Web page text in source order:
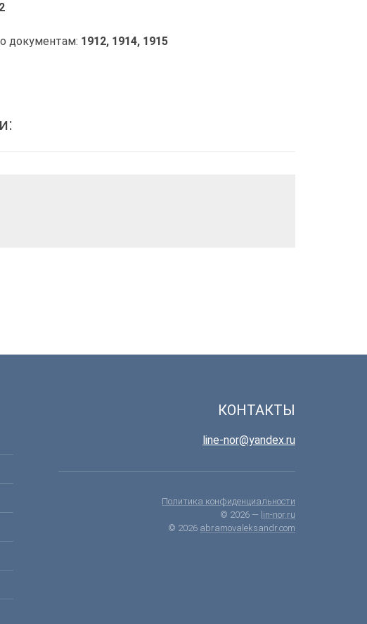
документам: 1912, 1914, 1915
КОНТАКТЫ
line-nor@yandex.ru
Политика конфиденциальности
© 2026 — lin-nor.ru
© 2026 abramovaleksandr.com